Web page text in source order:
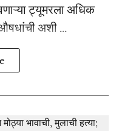
ट्यूमरला अधिक
अशी ...